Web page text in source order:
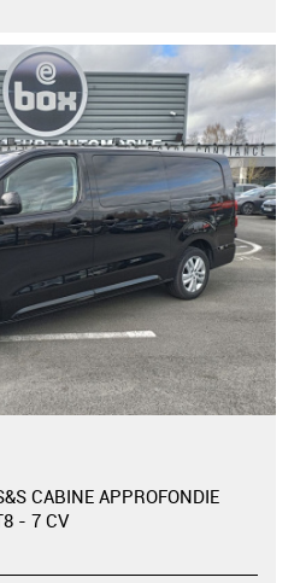
CABINE APPROFONDIE
- 7 CV